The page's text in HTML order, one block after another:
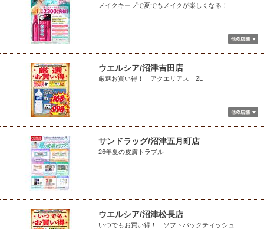
メイクキープで夏でもメイクが楽しくなる！
ウエルシア/沼津吉田店
厳選お買い得！ アクエリアス 2L
サンドラッグ/沼津五月町店
26年夏の皮膚トラブル
ウエルシア/沼津松長店
いつでもお買い得！ ソフトパックティッシュ